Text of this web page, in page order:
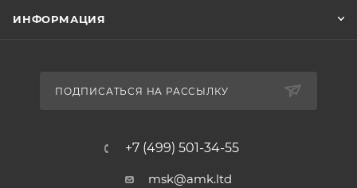
ИНФОРМАЦИЯ
ПОДПИСАТЬСЯ НА РАССЫЛКУ
+7 (499) 501-34-55
msk@amk.ltd